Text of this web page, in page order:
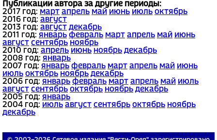
Публикации автора за другие периоды:
2017 год: март апрель май июнь июль октябрь
2016 год: август
2013 год: август декабрь
2011 год: январь февраль март апрель май июнь
август сентябрь ноябрь
2010 год: апрель июнь ноябрь декабрь
2008 год: январь
2007 год: январь февраль март апрель май июнь
июль октябрь ноябрь декабрь
2006 год: январь февраль март апрель май июль
август сентябрь октябрь ноябрь декабрь
2005 год: январь
2004 год: июль август сентябрь октябрь ноябрь
декабрь